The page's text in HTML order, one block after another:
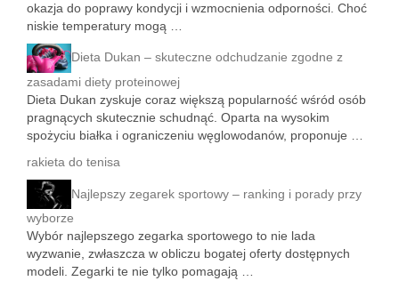
okazja do poprawy kondycji i wzmocnienia odporności. Choć
niskie temperatury mogą …
Dieta Dukan – skuteczne odchudzanie zgodne z
zasadami diety proteinowej
Dieta Dukan zyskuje coraz większą popularność wśród osób
pragnących skutecznie schudnąć. Oparta na wysokim
spożyciu białka i ograniczeniu węglowodanów, proponuje …
rakieta do tenisa
Najlepszy zegarek sportowy – ranking i porady przy
wyborze
Wybór najlepszego zegarka sportowego to nie lada
wyzwanie, zwłaszcza w obliczu bogatej oferty dostępnych
modeli. Zegarki te nie tylko pomagają …